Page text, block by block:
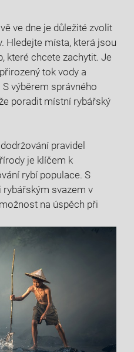
ve dne ⁣je ‌důležité⁣ zvolit
Hledejte místa, která ⁣jsou
které ​chcete zachytit. Je
tok vody a
výběrem správného
poradit místní ​rybářský
pravidel⁤
je klíčem‍ k
‍rybí populace.‌ S
svazem v
na úspěch při‍